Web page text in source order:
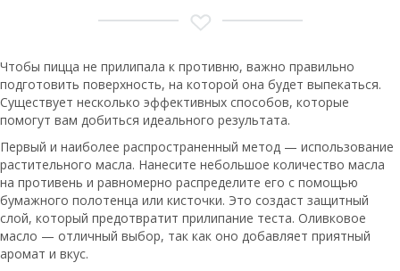
Чтобы пицца не прилипала к противню, важно правильно
подготовить поверхность, на которой она будет выпекаться.
Существует несколько эффективных способов, которые
помогут вам добиться идеального результата.
Первый и наиболее распространенный метод — использование
растительного масла. Нанесите небольшое количество масла
на противень и равномерно распределите его с помощью
бумажного полотенца или кисточки. Это создаст защитный
слой, который предотвратит прилипание теста. Оливковое
масло — отличный выбор, так как оно добавляет приятный
аромат и вкус.